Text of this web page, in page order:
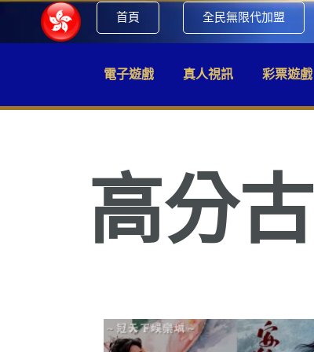
首頁 全民無限代加盟
電子遊戲 真人視訊 彩票遊戲
高分